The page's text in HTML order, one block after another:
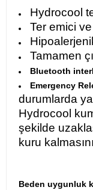
Hydrocool
Ter emici ve
Tamamen
Bluetooth
Emergency
durumlarda
Hydrocool
şekilde
kuru
Beden uygunluk